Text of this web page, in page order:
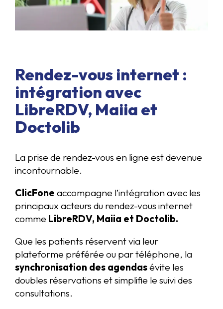
Rendez-vous internet :
intégration avec
LibreRDV, Maiia et
Doctolib
La prise de rendez-vous en ligne est devenue
incontournable.
ClicFone accompagne l’intégration avec les
principaux acteurs du rendez-vous internet
comme LibreRDV, Maiia et Doctolib.
Que les patients réservent via leur
plateforme préférée ou par téléphone, la
synchronisation des agendasévite les
doubles réservations et simplifie le suivi des
consultations.